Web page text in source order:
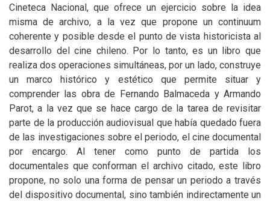
Cineteca Nacional, que ofrece un ejercicio sobre la idea
misma de archivo, a la vez que propone un continuum
coherente y posible desde el punto de vista historicista al
desarrollo del cine chileno. Por lo tanto, es un libro que
realiza dos operaciones simultáneas, por un lado, construye
un marco histórico y estético que permite situar y
comprender las obra de Fernando Balmaceda y Armando
Parot, a la vez que se hace cargo de la tarea de revisitar
parte de la producción audiovisual que había quedado fuera
de las investigaciones sobre el periodo, el cine documental
por encargo. Al tener como punto de partida los
documentales que conforman el archivo citado, este libro
propone, no solo una forma de pensar un periodo a través
del dispositivo documental, sino también indirectamente un